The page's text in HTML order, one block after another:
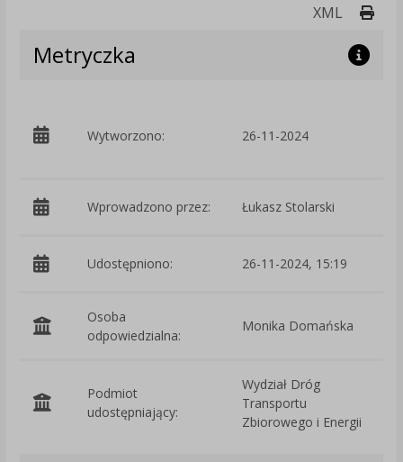
XML
Metryczka
Wytworzono: 26-11-2024
Wprowadzono przez: Łukasz Stolarski
Udostępniono: 26-11-2024, 15:19
Osoba
odpowiedzialna:
Monika Domańska
Podmiot
udostępniający:
Wydział Dróg
Transportu
Zbiorowego i Energii